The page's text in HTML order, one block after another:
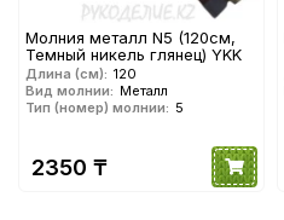
Молния металл N5 (120см,
Темный никель глянец) YKK
Длина (см): 120
Вид молнии: Металл
Тип (номер) молнии: 5
2350 ₸